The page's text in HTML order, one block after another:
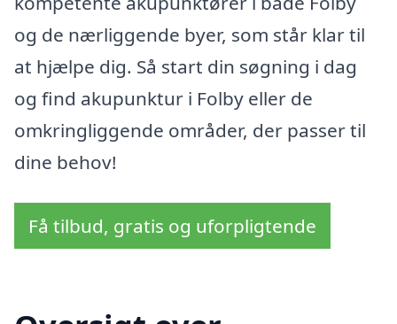
og de nærliggende byer, som står klar til
at hjælpe dig. Så start din søgning i dag
og find akupunktur i Folby eller de
omkringliggende områder, der passer til
dine behov!
Få tilbud, gratis og uforpligtende